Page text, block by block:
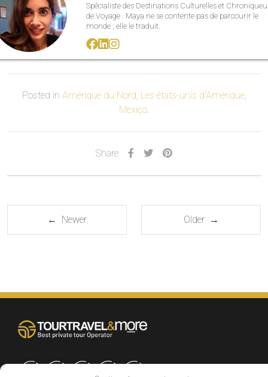
Spécialiste des Destinations Culturelles et
de Voyage . Maya ne se contente pas de parcourir le
monde ; elle le traduit.
Posted in Amérique du Nord Les états-unis d'Amérique,
Mexico
Share
← Newer Older →